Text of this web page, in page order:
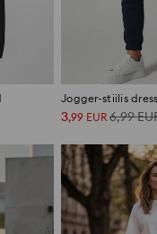
Jogger-stiilis
3,99 EUR6,99